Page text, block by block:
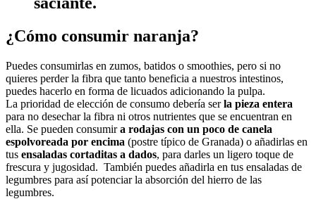
¿Cómo consumir naranja?
Puedes consumirlas en zumos, batidos o smoothies, pero si no
quieres perder la fibra que tanto beneficia a nuestros intestinos,
puedes hacerlo en forma de licuados adicionando la pulpa.
La prioridad de elección de consumo debería serla pieza entera
para no desechar la fibra ni otros nutrientes que se encuentran en
ella. Se pueden consumira rodajas con un poco de canela
espolvoreada por encima (postre típico de Granada) o añadirlas en
tus ensaladas cortaditas a dados, para darles un ligero toque de
frescura y jugosidad. También puedes añadirla en tus ensaladas de
legumbres para así potenciar la absorción del hierro de las
legumbres.